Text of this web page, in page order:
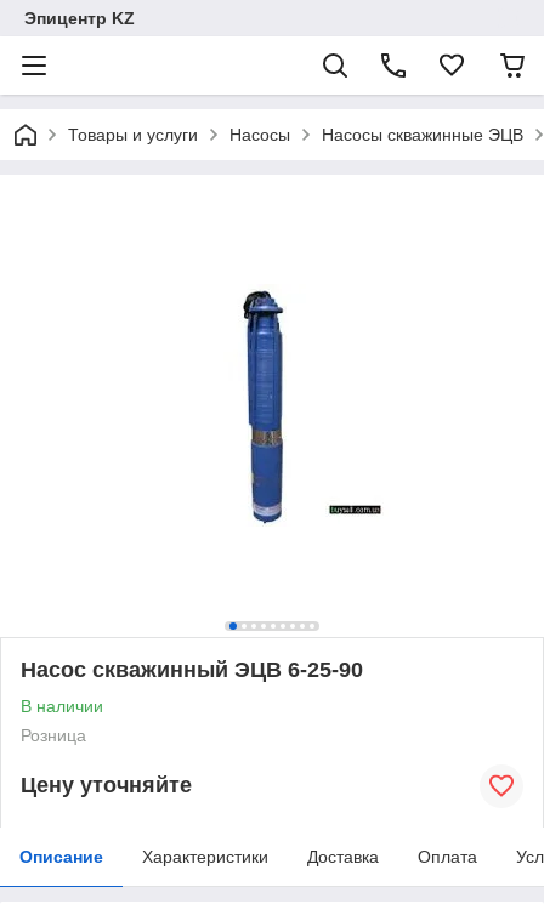
Эпицентр KZ
Товары и услуги Насосы Насосы скважинные ЭЦВ
Насос скважинный ЭЦВ 6-25-90
В наличии
Розница
Цену уточняйте
Описание Характеристики Доставка Оплата